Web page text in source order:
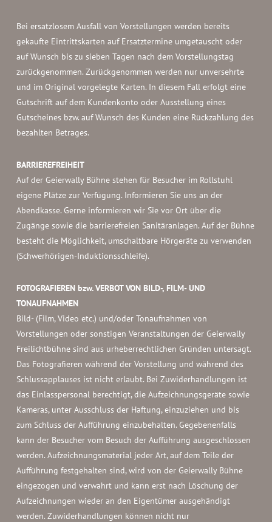
Bei ersatzlosem Ausfall von Vorstellungen werden bereits
gekaufte Eintrittskarten auf Ersatztermine umgetauscht oder
auf Wunsch bis zu sieben Tagen nach dem Vorstellungstag
zurückgenommen. Zurückgenommen werden nur unversehrte
und im Original vorgelegte Karten. In diesem Fall erfolgt eine
Gutschrift auf dem Kundenkonto oder Ausstellung eines
Gutscheines bzw. auf Wunsch des Kunden eine Rückzahlung des
bezahlten Betrages.
BARRIEREFREIHEIT
Auf der Geierwally Bühne stehen für Besucher im Rollstuhl
eigene Plätze zur Verfügung. Informieren Sie uns an der
Abendkasse. Gerne informieren wir Sie vor Ort über die
Zugänge sowie die barrierefreien Sanitäranlagen. Auf der Bühne
besteht die Möglichkeit, umschaltbare Hörgeräte zu verwenden
(Schwerhörigen-Induktionsschleife).
FOTOGRAFIEREN bzw. VERBOT VON BILD-, FILM- UND
TONAUFNAHMEN
Bild- (Film, Video etc.) und/oder Tonaufnahmen von
Vorstellungen oder sonstigen Veranstaltungen der Geierwally
Freilichtbühne sind aus urheberrechtlichen Gründen untersagt.
Das Fotografieren während der Vorstellung und während des
Schlussapplauses ist nicht erlaubt. Bei Zuwiderhandlungen ist
das Einlasspersonal berechtigt, die Aufzeichnungsgeräte sowie
Kameras, unter Ausschluss der Haftung, einzuziehen und bis
zum Schluss der Aufführung einzubehalten. Gegebenenfalls
kann der Besucher vom Besuch der Aufführung ausgeschlossen
werden. Aufzeichnungsmaterial jeder Art, auf dem Teile der
Aufführung festgehalten sind, wird von der Geierwally Bühne
eingezogen und verwahrt und kann erst nach Löschung der
Aufzeichnungen wieder an den Eigentümer ausgehändigt
werden. Zuwiderhandlungen können nicht nur